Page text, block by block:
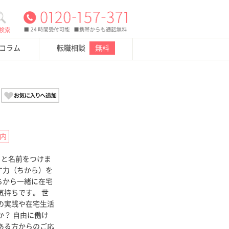
索
ラム 転職相談 無料
名前をつけま
（ちから）を
ら一緒に在宅
持ちです。 世
実践や在宅生活
？ 自由に働け
る方からのご応